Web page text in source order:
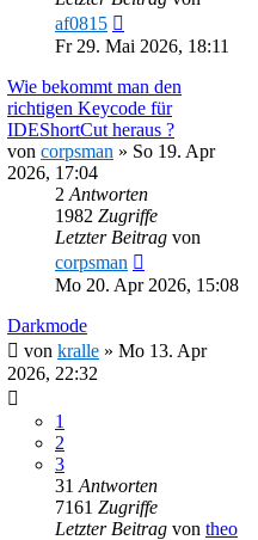
af0815
Fr 29. Mai 2026, 18:11
Wie bekommt man den
richtigen Keycode für
IDEShortCut heraus ?
von corpsman » So 19. Apr
2026, 17:04
2 Antworten
1982 Zugriffe
Letzter Beitrag von
corpsman
Mo 20. Apr 2026, 15:08
Darkmode
von kralle » Mo 13. Apr
2026, 22:32
1
2
3
31 Antworten
7161 Zugriffe
Letzter Beitrag von theo